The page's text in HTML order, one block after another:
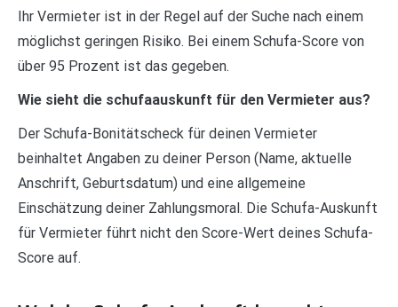
Ihr Vermieter ist in der Regel auf der Suche nach einem
möglichst geringen Risiko. Bei einem Schufa-Score von
über 95 Prozent ist das gegeben.
Wie sieht die schufaauskunft für den Vermieter aus?
Der Schufa-Bonitätscheck für deinen Vermieter
beinhaltet Angaben zu deiner Person (Name, aktuelle
Anschrift, Geburtsdatum) und eine allgemeine
Einschätzung deiner Zahlungsmoral. Die Schufa-Auskunft
für Vermieter führt nicht den Score-Wert deines Schufa-
Score auf.